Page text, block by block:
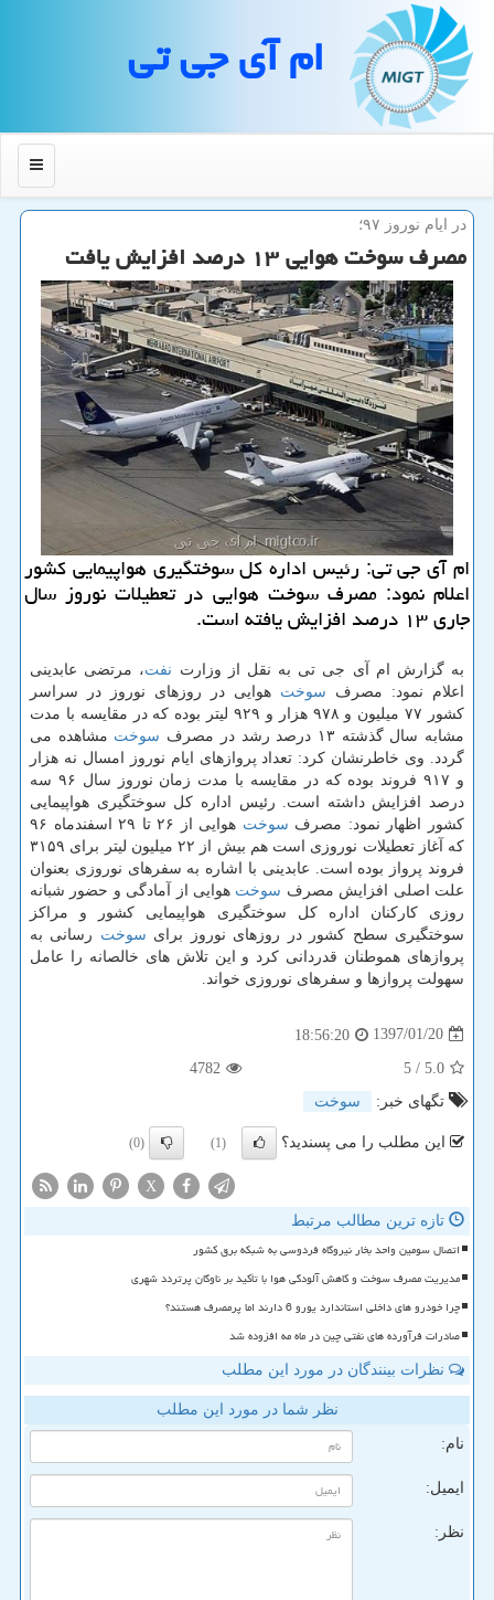
ام آی جی تی
منو
در ایام نوروز ۹۷؛
مصرف سوخت هوایی ۱۳ درصد افزایش یافت
ام آی جی تی: رئیس اداره كل سوختگیری هواپیمایی كشور
اعلام نمود: مصرف سوخت هوایی در تعطیلات نوروز سال
جاری ۱۳ درصد افزایش یافته است.
به گزارش ام آی جی تی به نقل از وزارت نفت، مرتضی عابدینی
اعلام نمود: مصرف سوخت هوایی در روزهای نوروز در سراسر
كشور ۷۷ میلیون و ۹۷۸ هزار و ۹۲۹ لیتر بوده كه در مقایسه با مدت
مشابه سال گذشته ۱۳ درصد رشد در مصرف
سوخت مشاهده می
گردد. وی خاطرنشان كرد: تعداد پروازهای ایام نوروز امسال نه هزار
و ۹۱۷ فروند بوده كه در مقایسه با مدت زمان نوروز سال ۹۶ سه
درصد افزایش داشته است. رئیس اداره كل سوختگیری هواپیمایی
كشور اظهار نمود: مصرف سوخت
هوایی از ۲۶ تا ۲۹ اسفندماه ۹۶
كه آغاز تعطیلات نوروزی است هم بیش از ۲۲ میلیون لیتر برای ۳۱۵۹
فروند پرواز بوده است. عابدینی با اشاره به سفرهای نوروزی بعنوان
علت اصلی افزایش مصرف سوخت هوایی از آمادگی و حضور شبانه
روزی كاركنان اداره كل سوختگیری هواپیمایی كشور و مراكز
سوختگیری سطح كشور در روزهای نوروز برای سوخت رسانی به
پروازهای هموطنان قدردانی كرد و این تلاش های خالصانه را عامل
سهولت پروازها و سفرهای نوروزی خواند.
1397/01/20
18:56:20
5.0
/ 5
4782
تگهای خبر:
سوخت
این مطلب را می پسندید؟ (1)
(0)
X
تازه ترین مطالب مرتبط
اتصال سومین واحد بخار نیروگاه فردوسی به شبکه برق کشور
مدیریت مصرف سوخت و کاهش آلودگی هوا با تأکید بر ناوگان پرتردد شهری
چرا خودرو های داخلی استاندارد یورو 6 دارند اما پرمصرف هستند؟
صادرات فرآورده های نفتی چین در ماه مه افزوده شد
نظرات بینندگان در مورد این مطلب
نظر شما در مورد این مطلب
نام:
ایمیل:
نظر: